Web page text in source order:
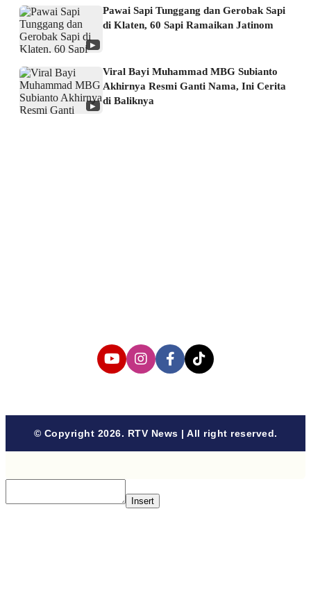
▶
Pawai Sapi Tunggang dan Gerobak Sapi
di Klaten, 60 Sapi Ramaikan Jatinom
▶
Viral Bayi Muhammad MBG Subianto
Akhirnya Resmi Ganti Nama, Ini Cerita
di Baliknya
© Copyright 2026. RTV News | All right reserved.
Insert